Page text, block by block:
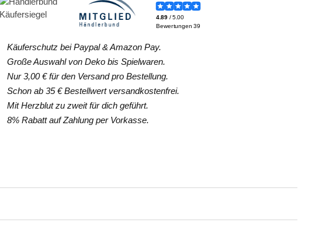
Käuferschutz bei Paypal & Amazon Pay.
Große Auswahl von Deko bis Spielwaren.
Nur 3,00 € für den Versand pro Bestellung.
Schon ab 35 € Bestellwert versandkostenfrei.
Mit Herzblut zu zweit für dich geführt.
8% Rabatt auf Zahlung per Vorkasse.